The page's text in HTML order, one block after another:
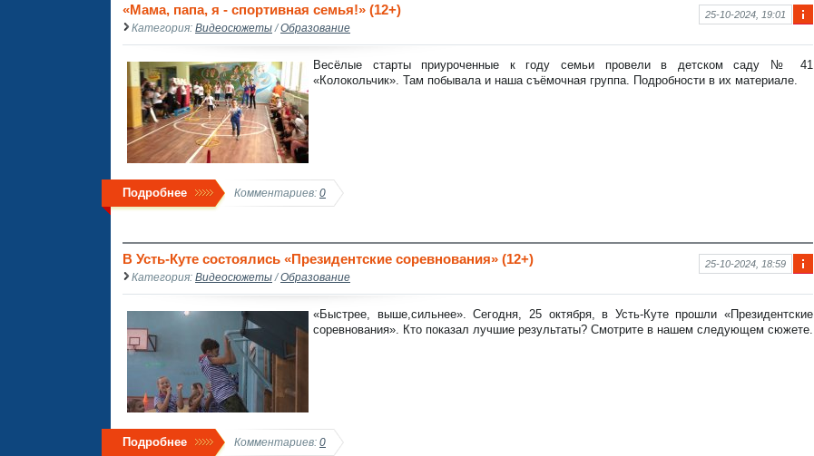
фо
рм
аци
я к
25-10-2024, 19:01
«Мама, папа, я - спортивная семья!» (12+)
Категория: Видеосюжеты /Образование
Весёлые старты приуроченные к году семьи провели в детском саду № 41
«Колокольчик». Там побывала и наша съёмочная группа. Подробности в их материале.
Подробнее Комментариев: 0
фо
аци
я к
25-10-2024, 18:59
В Усть-Куте состоялись «Президентские соревнования» (12+)
Категория: Видеосюжеты /Образование
«Быстрее, выше,сильнее». Сегодня, 25 октября, в Усть-Куте прошли «Президентские
соревнования». Кто показал лучшие результаты? Смотрите в нашем следующем сюжете.
Подробнее Комментариев: 0